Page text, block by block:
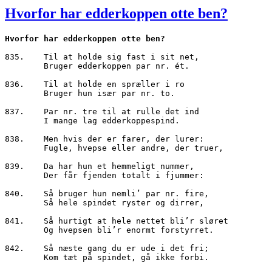
Hvorfor har edderkoppen otte ben?
Hvorfor har edderkoppen otte ben?
835.	Til at holde sig fast i sit net,
836.	Til at holde en spræller i ro
837.	Par nr. tre til at rulle det ind
838.	Men hvis der er farer, der lurer:
839.	Da har hun et hemmeligt nummer,
840.	Så bruger hun nemli’ par nr. fire,
841.	Så hurtigt at hele nettet bli’r sløret
842.	Så næste gang du er ude i det fri;